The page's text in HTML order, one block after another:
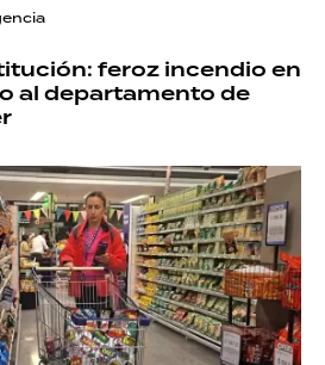
feroz incendio en
al departamento de